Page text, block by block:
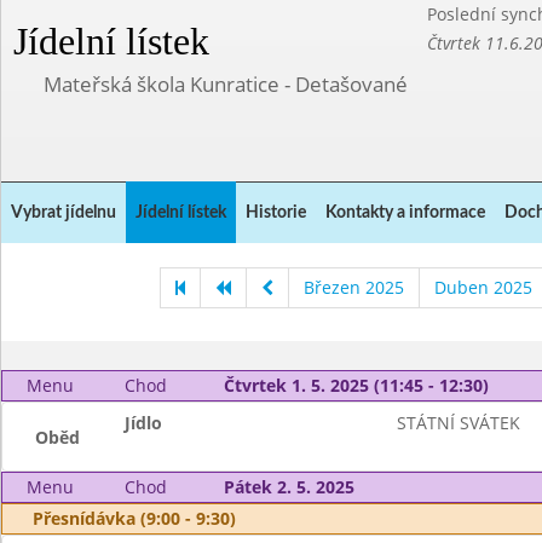
Jídelní lístek
Poslední
Čtvrtek
Mateřská škola Kunratice - Detašované
Vybrat jídelnu Jídelní lístek Historie Kontakty a informace
Březen 2025 Duben 2025
Menu Chod Čtvrtek 1. 5. 2025 (11:45 - 12:30)
Oběd
Jídlo STÁTNÍ SVÁTEK
Menu Chod
Pátek 2. 5. 2025
Přesnídávka (9:00 - 9:30)